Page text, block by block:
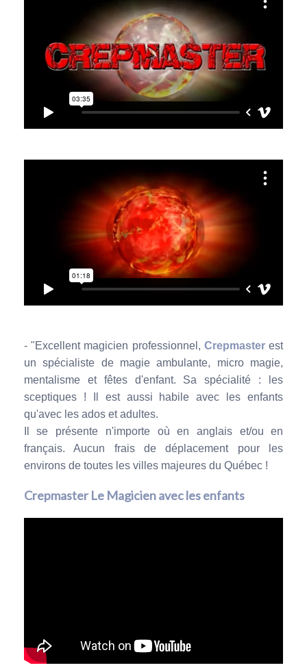
- "Excellent magicien professionnel, Crepmasterest
un spécialiste de magie ambulante, micro magie,
mentalisme et fêtes d'enfant. Sa spécialité : les
sceptiques ! Il est aussi habile avec les enfants
qu'avec les ados et adultes.
Il se présente n'importe où en anglais et/ou en
français. Aucun frais de déplacement pour les
environs de toutes les villes majeures du Québec !
Crepmaster Le Magicien avec les enfants